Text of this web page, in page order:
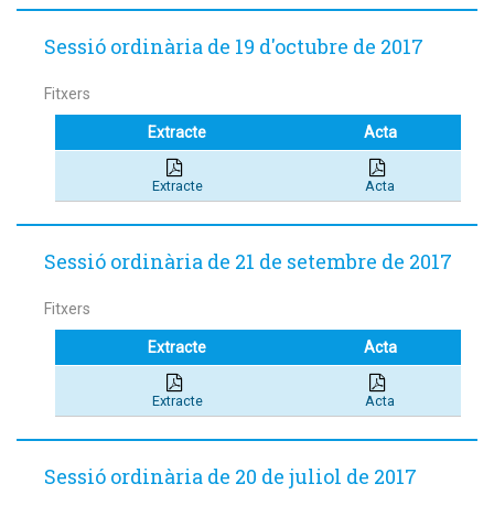
Sessió ordinària de 19 d'octubre de 2017
Fitxers
Extracte Acta
Extracte Acta
Sessió ordinària de 21 de setembre de 2017
Fitxers
Extracte Acta
Extracte Acta
Sessió ordinària de 20 de juliol de 2017